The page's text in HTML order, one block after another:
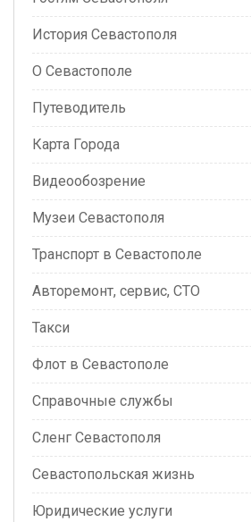
История Севастополя
О Севастополе
Путеводитель
Карта Города
Видеообозрение
Музеи Севастополя
Транспорт в Севастополе
Авторемонт, сервис, СТО
Такси
Флот в Севастополе
Справочные службы
Сленг Севастополя
Севастопольская жизнь
Юридические услуги